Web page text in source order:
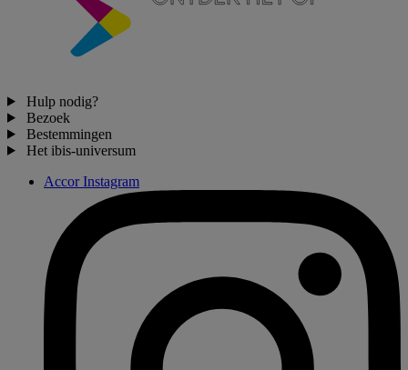
Hulp nodig?
Bezoek
Bestemmingen
Het ibis-universum
Accor Instagram